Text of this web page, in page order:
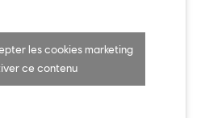
les cookies marketing
ce contenu